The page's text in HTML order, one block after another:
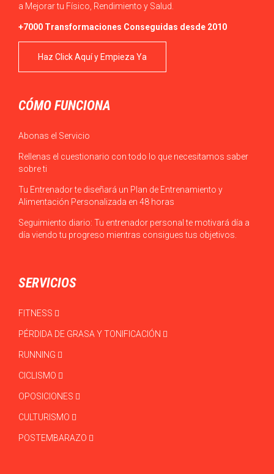
a Mejorar tu Físico, Rendimiento y Salud.
+7000 Transformaciones Conseguidas desde 2010
Haz Click Aquí y Empieza Ya
CÓMO FUNCIONA
Abonas el Servicio
Rellenas el cuestionario con todo lo que necesitamos saber
sobre ti
Tu Entrenador te diseñará un Plan de Entrenamiento y
Alimentación Personalizada en 48 horas
Seguimiento diario: Tu entrenador personal te motivará día a
día viendo tu progreso mientras consigues tus objetivos.
SERVICIOS
FITNESS
PÉRDIDA DE GRASA Y TONIFICACIÓN
RUNNING
CICLISMO
OPOSICIONES
CULTURISMO
POSTEMBARAZO